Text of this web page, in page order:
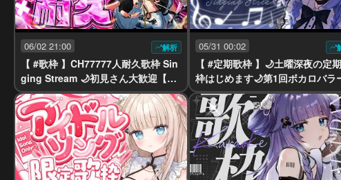
06/02 21:00 解析
【 #歌枠 】CH77777人耐久歌枠 Sin
ging Stream 🌙初見さん大歓迎【#y
ayamugi】【#karaoke】
05/31 00:02
【 #定期歌枠 】🌙土曜深夜の定
枠はじめます🌙第1回ボカロバラ
曲🌙 初見様大歓迎【#yayamugi
【#karaoke】